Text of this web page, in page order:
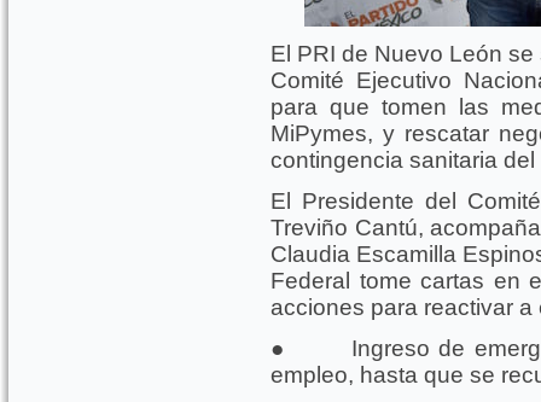
El PRI de Nuevo León
Comité Ejecutivo
para que tomen las
MiPymes, y rescatar
contingencia sanitaria del
El Presidente del
Treviño Cantú,
Claudia Escamilla
Federal tome cartas en
acciones para reactivar a
● Ingreso de
empleo, hasta que se